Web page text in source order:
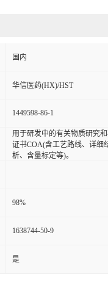
国内
华信医药(HX)/HST
1449598-86-1
用于研发中的有关物质研究
证书COA(含工艺路线、详细
析、含量标定等)。
98%
1638744-50-9
是